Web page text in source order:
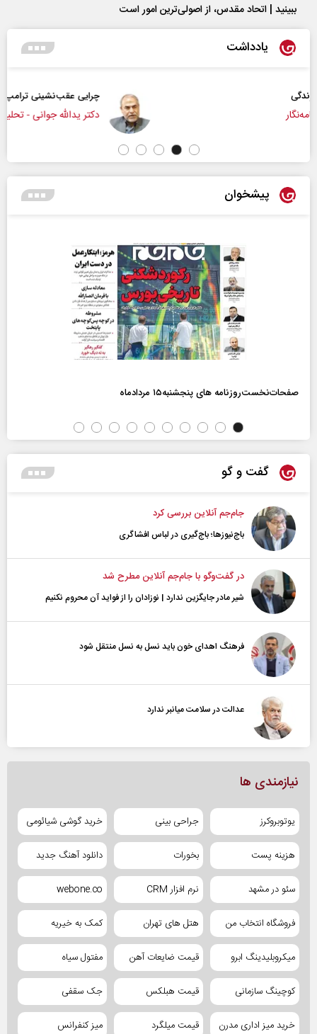
ببینید | اتحاد مقدس، از اصولی‌ترین امور است
یادداشت
چرایی عقب‌نشینی ترامپ؟
دکتر یدالله جوانی - تحلیلگر مسائل سیاسی
پیشخوان
صفحات‌نخست‌روزنامه ها‌ی پنجشنبه‌۱۵ مردادماه
گفت و گو
جام‌جم آنلاین بررسی کرد
باج‌نیوزها؛ باج‌گیری در لباس افشاگری
در گفت‌و‌گو با جام‌جم آنلاین مطرح شد
شیر مادر جایگزین ندارد | نوزادان را از فواید آن محروم نکنیم
فرهنگ اهدای خون باید نسل به نسل منتقل شود
عدالت در سلامت میانبر ندارد
نیازمندی ها
یوتوبروکرز جراحی بینی خرید گوشی شیائومی
هزینه پست بخورات دانلود آهنگ جدید
سئو در مشهد نرم افزار CRM webone.co
فروشگاه انتخاب من هتل های تهران کمک به خیریه
میکروبلیدینگ ابرو قیمت ضایعات آهن مفتول سیاه
کوچینگ سازمانی قیمت هبلکس جک سقفی
خرید میز اداری مدرن قیمت میلگرد میز کنفرانس